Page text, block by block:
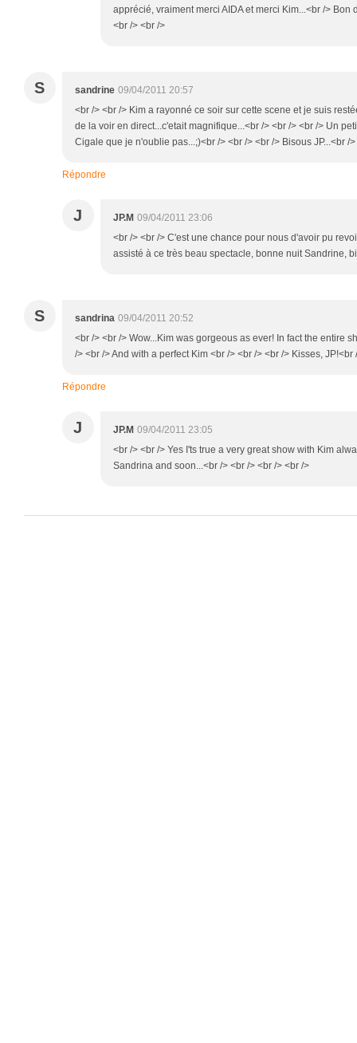
apprécié, vraiment merci AIDA et merci Kim...<br /> Bon
<br /> <br />
S sandrine 09/04/2011 20:57
<br /> <br /> Kim a rayonné ce soir sur cette scene et je suis
de la voir en direct...c'etait magnifique...<br /> <br /> <br /> Un
Cigale que je n'oublie pas...;)<br /> <br /> <br /> Bisous JP...<br /
Répondre
J JP.M 09/04/2011 23:06
<br /> <br /> C'est une chance pour nous d'avoir pu
assisté à ce très beau spectacle, bonne nuit Sandrine,
S sandrina 09/04/2011 20:52
<br /> <br /> Wow...Kim was gorgeous as ever! In fact the entire
/> <br /> And with a perfect Kim <br /> <br /> <br /> Kisses, JP!<br
Répondre
J JP.M 09/04/2011 23:05
<br /> <br /> Yes I'ts true a very great show with Kim
Sandrina and soon...<br /> <br /> <br /> <br />